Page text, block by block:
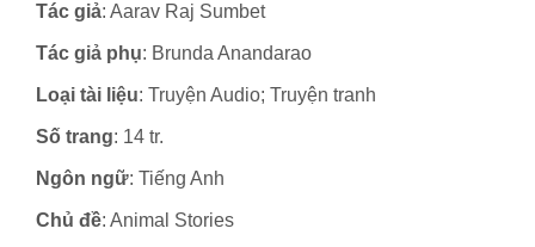
Tác giả: Aarav Raj Sumbet
Tác giả phụ: Brunda Anandarao
Loại tài liệu: Truyện Audio; Truyện tranh
Số trang: 14 tr.
Ngôn ngữ: Tiếng Anh
Chủ đề: Animal Stories